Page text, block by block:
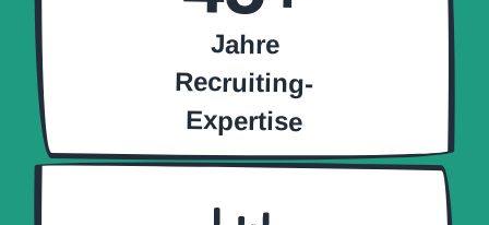
Jahre
Recruiting-
Expertise